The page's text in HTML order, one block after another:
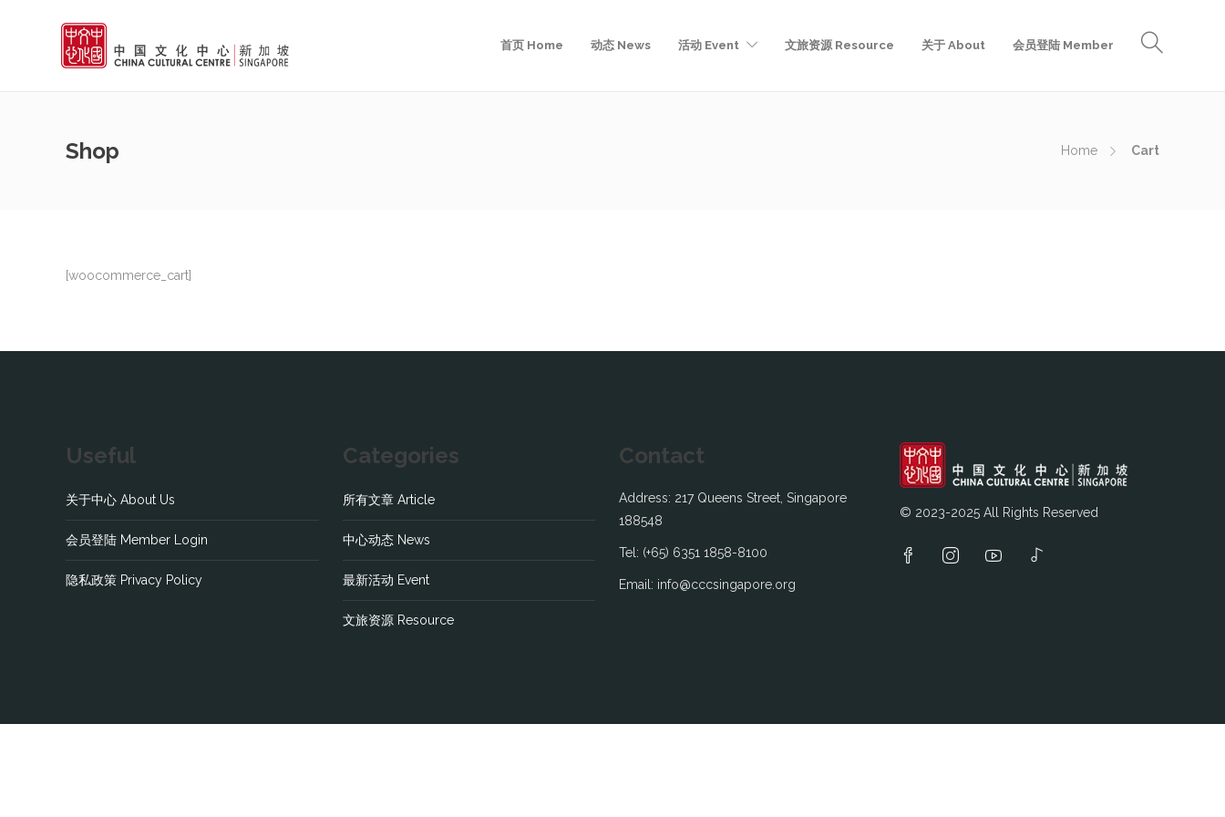
首页 Home 动态 News 活动 Event 文旅资源 Resource 关于 About 会员登陆 Member
Shop Home Cart
[woocommerce_cart]
Useful
关于中心 About Us
会员登陆 Member Login
隐私政策 Privacy Policy
Categories
所有文章 Article
中心动态 News
最新活动 Event
文旅资源 Resource
Contact
Address: 217 Queens Street, Singapore
188548
Tel: (+65) 6351 1858-8100
Email: info@cccsingapore.org
© 2023-2025 All Rights Reserved